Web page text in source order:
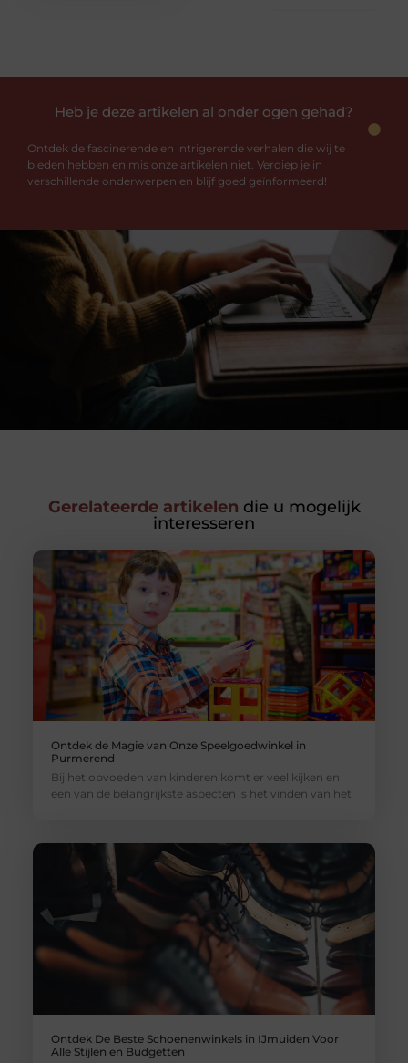
Heb je deze artikelen al onder ogen gehad?
Ontdek de fascinerende en intrigerende verhalen die wij te
bieden hebben en mis onze artikelen niet. Verdiep je in
verschillende onderwerpen en blijf goed geïnformeerd!
Gerelateerde artikelen die u mogelijk
interesseren
Ontdek de Magie van Onze Speelgoedwinkel in
Purmerend
Bij het opvoeden van kinderen komt er veel kijken en
een van de belangrijkste aspecten is het vinden van het
Ontdek De Beste Schoenenwinkels in IJmuiden Voor
Alle Stijlen en Budgetten